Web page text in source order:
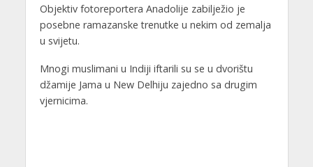
Objektiv fotoreportera Anadolije zabilježio je
posebne ramazanske trenutke u nekim od zemalja
u svijetu.
Mnogi muslimani u Indiji iftarili su se u dvorištu
džamije Jama u New Delhiju zajedno sa drugim
vjernicima.